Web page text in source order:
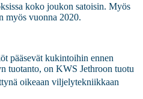
koko joukon satoisin. Myös
myös vuonna 2020.
pääsevät kukintoihin ennen
tuotanto, on KWS Jethroon tuotu
oikeaan viljelytekniikkaan